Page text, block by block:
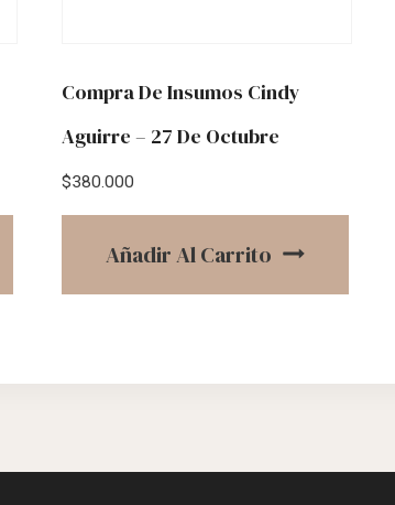
Compra De Insumos Cindy
Aguirre – 27 De Octubre
$380.000
Añadir Al Carrito